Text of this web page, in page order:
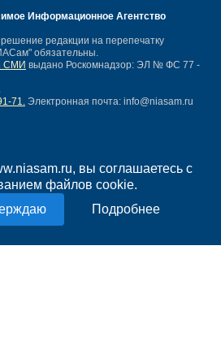
вы соглашаетесь с
файлов cookie.
Подробнее
Информационное Агентство
редакции на перепечатку
обязательны.
СМИ выдано Роскомнадзор: ЭЛ № ФС 77 -
71. Электронная почта: info@niasam.ru
данных